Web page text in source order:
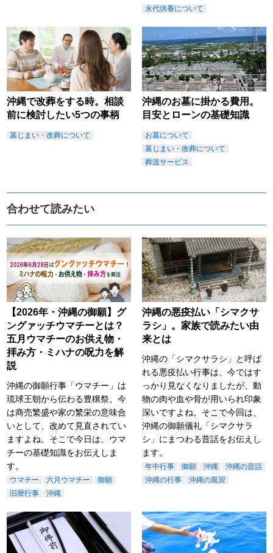
永代供養について
沖縄で改葬をする時。相談
前に検討したい5つの事柄
墓じまい・改葬について
沖縄のお墓に掛かる費用。
目安とローンの基礎知識
お墓について
墓じまい・改葬について
葬送サービス
合わせて読みたい
【2026年・沖縄の御願】グ
ングァッチウマチーとは？
五月ウマチーのお供え物・
拝み方・ミハナの呪力を解
説
沖縄の御願行事「ウマチー」は
琉球王朝から伝わる豊穣祭、今
は商売繁盛や家の繁栄の意味合
いとして、改めて見直されてい
ますよね。そこで今日は、ウマ
チーの基礎知識をお伝えしま
す。
ウマチー 六月ウマチー
御願
旧暦行事
沖縄
沖縄の悪疫払い「シマクサ
ラシ」。家族で読みたい由
来とは
沖縄の「シマクサラシ」と呼ば
れる悪疫払い行事は、今ではす
っかり見なくなりましたが、動
物の肉や血や骨が用いられ印象
深いですよね。そこで今回は、
沖縄の御願儀礼「シマクサラ
シ」にまつわる昔話をお伝えし
ます。
年中行事 御願 沖縄
沖縄の昔話
沖縄の行事
沖縄の風習